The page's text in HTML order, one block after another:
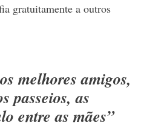
gratuitamente a outros
melhores amigos,
passeios, as
entre as mães”